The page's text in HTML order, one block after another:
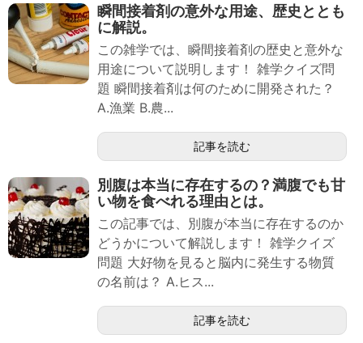
瞬間接着剤の意外な用途、歴史ととも
に解説。
この雑学では、瞬間接着剤の歴史と意外な
用途について説明します！ 雑学クイズ問
題 瞬間接着剤は何のために開発された？
A.漁業 B.農...
記事を読む
別腹は本当に存在するの？満腹でも甘
い物を食べれる理由とは。
この記事では、別腹が本当に存在するのか
どうかについて解説します！ 雑学クイズ
問題 大好物を見ると脳内に発生する物質
の名前は？ A.ヒス...
記事を読む